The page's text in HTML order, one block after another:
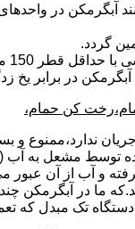
گردد.
تعبیه شده باشد.
در برابر یخ
کن حمام،
ندارد،ممنوع و
توسط مشعل به
و آب از آن
در آبگرمکن چند
تک مبدل که